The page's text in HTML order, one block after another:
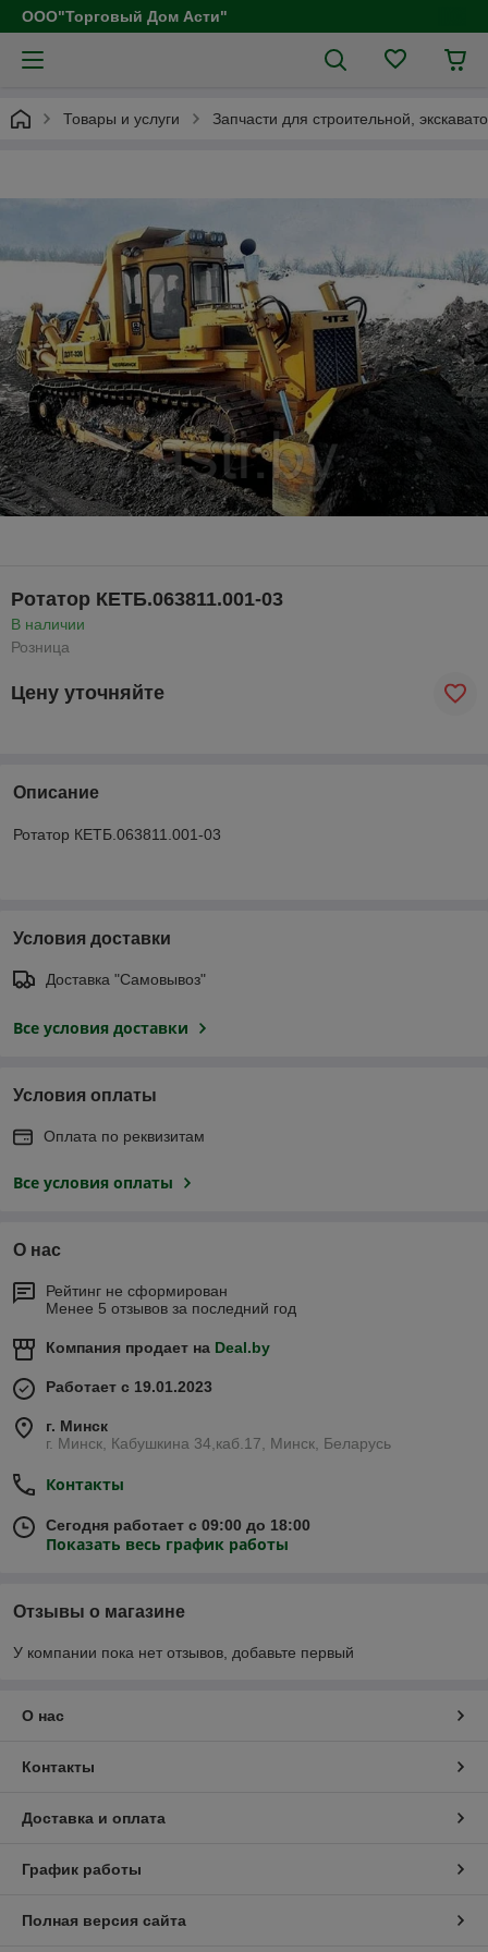
ООО"Торговый Дом Асти"
Товары и услуги Запчасти для строительной,
Ротатор КЕТБ.063811.001-03
В наличии
Розница
Цену уточняйте
Описание
Ротатор КЕТБ.063811.001-03
Условия доставки
Доставка "Самовывоз"
Все условия доставки
Условия оплаты
Оплата по реквизитам
Все условия оплаты
О нас
Рейтинг не сформирован
Менее 5 отзывов за последний год
Компания продает на Deal.by
Работает с 19.01.2023
г. Минск
г. Минск, Кабушкина 34,каб.17, Минск, Беларусь
Контакты
Сегодня работает с 09:00 до 18:00
Показать весь график работы
Отзывы о магазине
У компании пока нет отзывов, добавьте первый
О нас
Контакты
Доставка и оплата
График работы
Полная версия сайта